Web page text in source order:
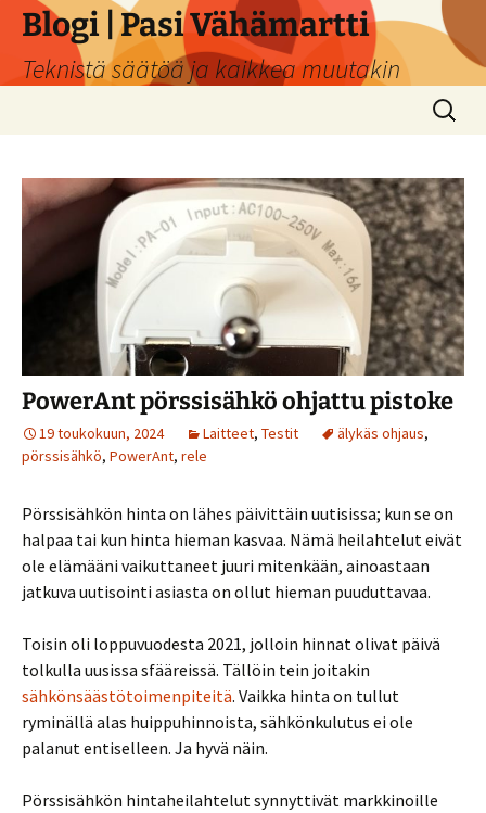
Siirry
sisältöön
Blogi | Pasi Vähämartti
Teknistä säätöä ja kaikkea muutakin
Haku:
PowerAnt pörssisähkö ohjattu pistoke
19 toukokuun, 2024 Laitteet, Testit älykäs ohjaus,
pörssisähkö, PowerAnt, rele
Pörssisähkön hinta on lähes päivittäin uutisissa; kun se on
halpaa tai kun hinta hieman kasvaa. Nämä heilahtelut eivät
ole elämääni vaikuttaneet juuri mitenkään, ainoastaan
jatkuva uutisointi asiasta on ollut hieman puuduttavaa.
Toisin oli loppuvuodesta 2021, jolloin hinnat olivat päivä
tolkulla uusissa sfääreissä. Tällöin tein joitakin
sähkönsäästötoimenpiteitä. Vaikka hinta on tullut
ryminällä alas huippuhinnoista, sähkönkulutus ei ole
palanut entiselleen. Ja hyvä näin.
Pörssisähkön hintaheilahtelut synnyttivät markkinoille